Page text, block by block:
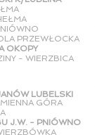
PRZEWŁOCKA
OKOPY
- WIERZBICA
LUBELSKI
GÓRA
J.W. - PNIÓWNO